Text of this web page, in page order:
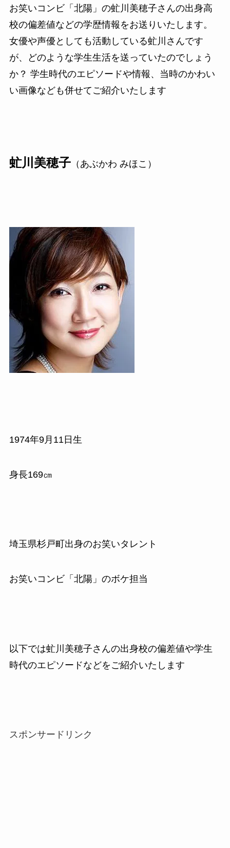
お笑いコンビ「北陽」の虻川美穂子さんの出身高
校の偏差値などの学歴情報をお送りいたします。
女優や声優としても活動している虻川さんです
が、どのような学生生活を送っていたのでしょう
か？ 学生時代のエピソードや情報、当時のかわい
い画像なども併せてご紹介いたします
虻川美穂子（あぶかわ みほこ）
1974年9月 11 日生
身長169㎝
埼玉県杉戸町出身のお笑いタレント
お笑いコンビ「北陽」のボケ担当
以下では虻川美穂子さんの出身校の偏差値や学生
時代のエピソードなどをご紹介いたします
スポンサードリンク